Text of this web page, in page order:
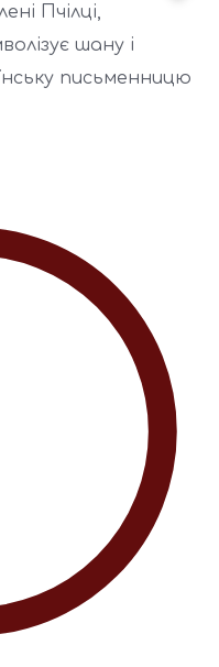
Пчілці,
шану і
письменницю